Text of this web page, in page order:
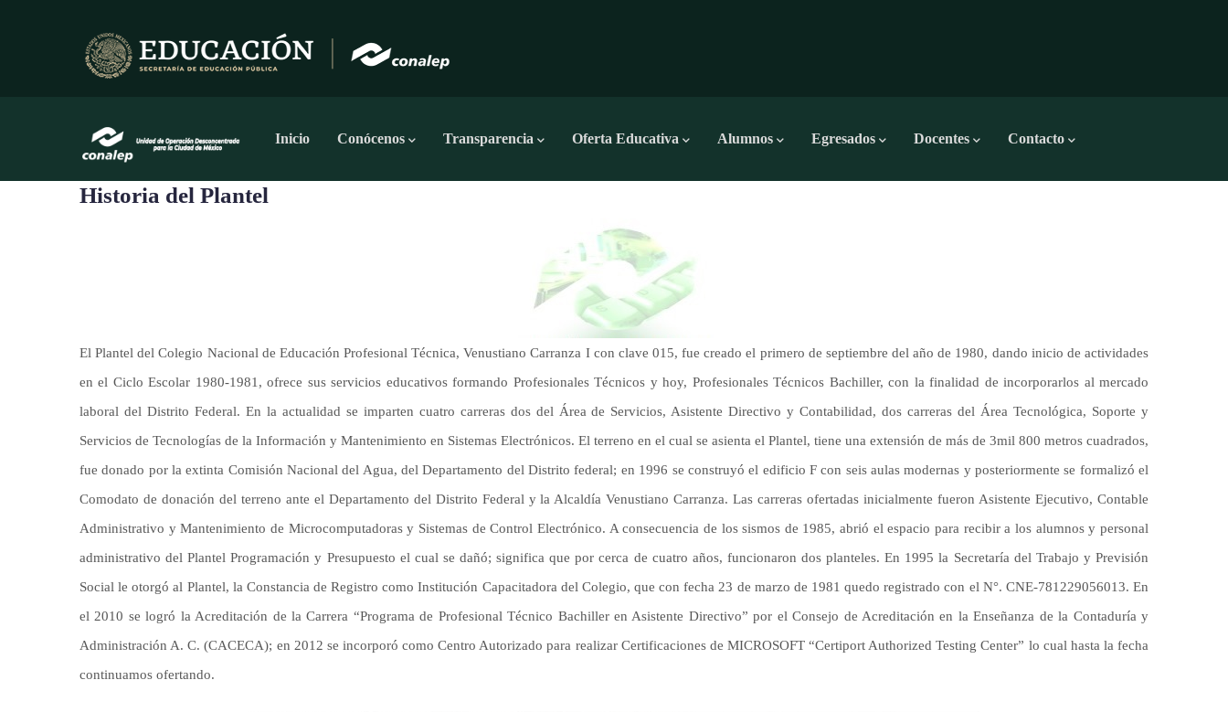
Principal
Inicio Conócenos Transparencia Oferta Educativa Alumnos Egresados​ Docentes Contacto
Historia del Plantel
El Plantel del Colegio Nacional de Educación Profesional Técnica, Venustiano Carranza I con clave 015, fue creado el primero de septiembre del año de 1980, dando inicio de actividades
en el Ciclo Escolar 1980-1981, ofrece sus servicios educativos formando Profesionales Técnicos y hoy, Profesionales Técnicos Bachiller, con la finalidad de incorporarlos al mercado
laboral del Distrito Federal. En la actualidad se imparten cuatro carreras dos del Área de Servicios, Asistente Directivo y Contabilidad, dos carreras del Área Tecnológica, Soporte y
Servicios de Tecnologías de la Información y Mantenimiento en Sistemas Electrónicos. El terreno en el cual se asienta el Plantel, tiene una extensión de más de 3mil 800 metros cuadrados,
fue donado por la extinta Comisión Nacional del Agua, del Departamento del Distrito federal; en 1996 se construyó el edificio F con seis aulas modernas y posteriormente se formalizó el
Comodato de donación del terreno ante el Departamento del Distrito Federal y la Alcaldía Venustiano Carranza. Las carreras ofertadas inicialmente fueron Asistente Ejecutivo, Contable
Administrativo y Mantenimiento de Microcomputadoras y Sistemas de Control Electrónico. A consecuencia de los sismos de 1985, abrió el espacio para recibir a los alumnos y personal
administrativo del Plantel Programación y Presupuesto el cual se dañó; significa que por cerca de cuatro años, funcionaron dos planteles. En 1995 la Secretaría del Trabajo y Previsión
Social le otorgó al Plantel, la Constancia de Registro como Institución Capacitadora del Colegio, que con fecha 23 de marzo de 1981 quedo registrado con el N°. CNE-781229056013. En
el 2010 se logró la Acreditación de la Carrera “Programa de Profesional Técnico Bachiller en Asistente Directivo” por el Consejo de Acreditación en la Enseñanza de la Contaduría y
Administración A. C. (CACECA); en 2012 se incorporó como Centro Autorizado para realizar Certificaciones de MICROSOFT “Certiport Authorized Testing Center” lo cual hasta la fecha
continuamos ofertando.